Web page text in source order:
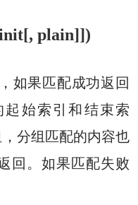
plain]])
如果匹配成功返回
始索引和结束索
分组匹配的内容也
回。如果匹配失败